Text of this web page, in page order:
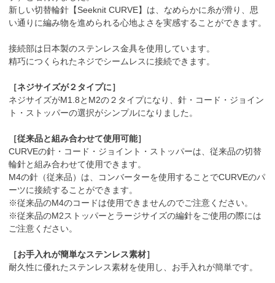
新しい切替輪針【Seeknit CURVE】は、なめらかに糸が滑り、思
い通りに編み物を進められる心地よさを実感することができます。
接続部は日本製のステンレス金具を使用しています。
精巧につくられたネジでシームレスに接続できます。
［ネジサイズが２タイプに］
ネジサイズがM1.8とM2の２タイプになり、針・コード・ジョイン
ト・ストッパーの選択がシンプルになりました。
［従来品と組み合わせて使用可能］
CURVEの針・コード・ジョイント・ストッパーは、従来品の切替
輪針と組み合わせて使用できます。
M4の針（従来品）は、コンバーターを使用することでCURVEのパ
ーツに接続することができます。
※従来品のM4のコードは使用できませんのでご注意ください。
※従来品のM2ストッパーとラージサイズの編針をご使用の際には
ご注意ください。
［お手入れが簡単なステンレス素材］
耐久性に優れたステンレス素材を使用し、お手入れが簡単です。